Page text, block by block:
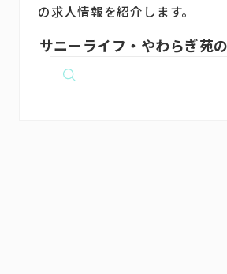
の求人情報を紹介します。
サニーライフ・やわらぎ苑